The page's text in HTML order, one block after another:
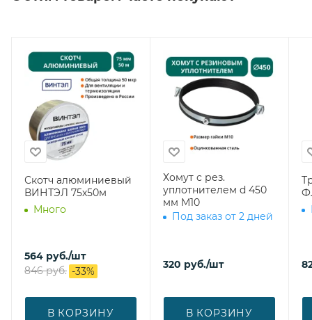
Скотч алюминиевый
ВИНТЭЛ 75х50м
Много
564 руб./шт
846руб. -33%
В КОРЗИНУ
Хомут с рез.
уплотнителем d 450
мм М10
Под заказ от 2 дней
320 руб./шт
В КОРЗИНУ